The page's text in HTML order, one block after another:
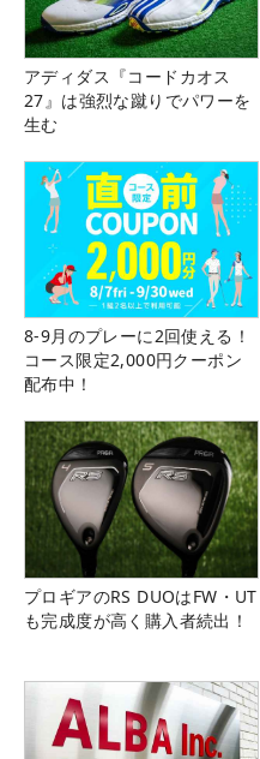
アディダス『コードカオス
27』は強烈な蹴りでパワーを
生む
8-9月のプレーに2回使える！
コース限定2,000円クーポン
配布中！
プロギアのRS DUOはFW・UT
も完成度が高く購入者続出！